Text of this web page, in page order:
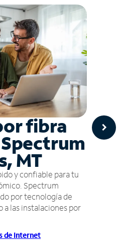
fibra
MT
y confiable para tu
Spectrum
por tecnología de
las instalaciones por
de Internet